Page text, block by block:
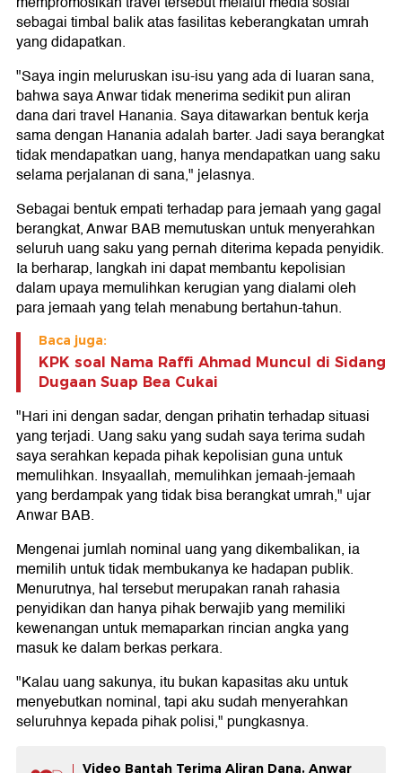
sebagai timbal balik atas fasilitas keberangkatan umrah
yang didapatkan.
"Saya ingin meluruskan isu-isu yang ada di luaran sana,
bahwa saya Anwar tidak menerima sedikit pun aliran
dana dari travel Hanania. Saya ditawarkan bentuk kerja
sama dengan Hanania adalah barter. Jadi saya berangkat
tidak mendapatkan uang, hanya mendapatkan uang saku
selama perjalanan di sana," jelasnya.
Sebagai bentuk empati terhadap para jemaah yang gagal
berangkat, Anwar BAB memutuskan untuk menyerahkan
seluruh uang saku yang pernah diterima kepada penyidik.
Ia berharap, langkah ini dapat membantu kepolisian
dalam upaya memulihkan kerugian yang dialami oleh
para jemaah yang telah menabung bertahun-tahun.
Baca juga:
KPK soal Nama Raffi Ahmad Muncul di Sidang
Dugaan Suap Bea Cukai
"Hari ini dengan sadar, dengan prihatin terhadap situasi
yang terjadi. Uang saku yang sudah saya terima sudah
saya serahkan kepada pihak kepolisian guna untuk
memulihkan. Insyaallah, memulihkan jemaah-jemaah
yang berdampak yang tidak bisa berangkat umrah," ujar
Anwar BAB.
Mengenai jumlah nominal uang yang dikembalikan, ia
memilih untuk tidak membukanya ke hadapan publik.
Menurutnya, hal tersebut merupakan ranah rahasia
penyidikan dan hanya pihak berwajib yang memiliki
kewenangan untuk memaparkan rincian angka yang
masuk ke dalam berkas perkara.
"Kalau uang sakunya, itu bukan kapasitas aku untuk
menyebutkan nominal, tapi aku sudah menyerahkan
seluruhnya kepada pihak polisi," pungkasnya.
Video Bantah Terima Aliran Dana, Anwar